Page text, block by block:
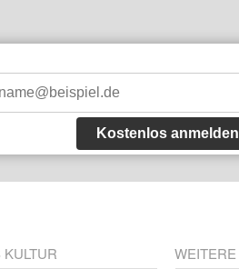
Kostenlos anmelden